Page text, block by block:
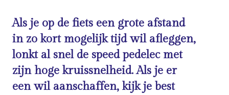
Als je op de fiets een grote afstand
in zo kort mogelijk tijd wil afleggen,
lonkt al snel de speed pedelec met
zijn hoge kruissnelheid. Als je er
een wil aanschaffen, kijk je best